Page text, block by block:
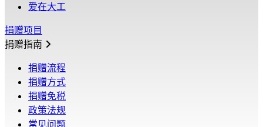
爱在大工
捐赠项目
捐赠指南
捐赠流程
捐赠方式
捐赠免税
政策法规
常见问题